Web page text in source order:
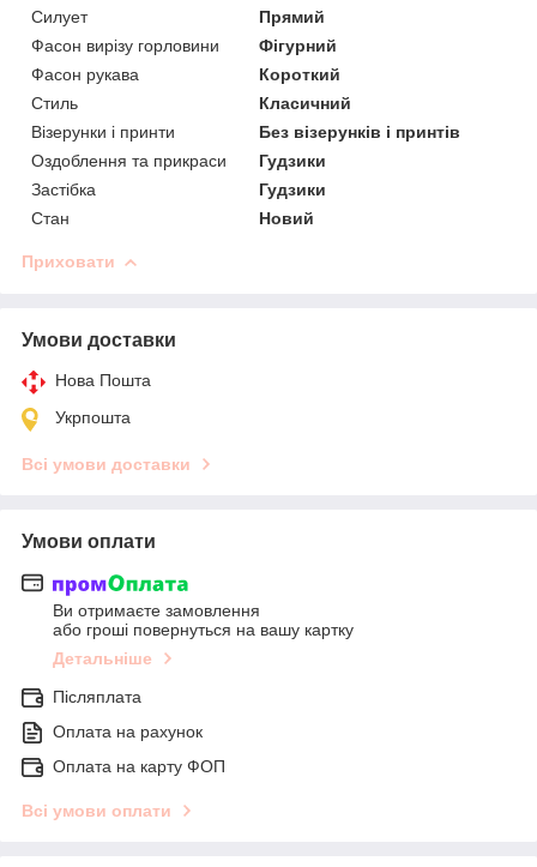
Силует
Прямий
Фасон вирізу горловини
Фігурний
Фасон рукава
Короткий
Стиль
Класичний
Візерунки і принти
Без візерунків і принтів
Оздоблення та прикраси
Гудзики
Застібка
Гудзики
Стан
Новий
Приховати
Умови доставки
Нова Пошта
Укрпошта
Всі умови доставки
Умови оплати
Ви отримаєте замовлення
або гроші повернуться на вашу картку
Детальніше
Післяплата
Оплата на рахунок
Оплата на карту ФОП
Всі умови оплати